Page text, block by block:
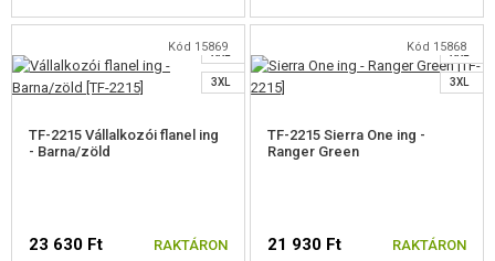
VILÁGÍTÓ RÚD
VÁLASSZON MÉRETET VÁLASSZON MÉRETET
Kód 15869
3XL
XXL
XL
TF-2215 Vállalkozói flanel ing
- Barna/zöld
23 630 Ft RAKTÁRON
Kód 15868
3XL
XXL
L
TF-2215 Sierra One ing -
Ranger Green
21 930 Ft RAKTÁRON
M L